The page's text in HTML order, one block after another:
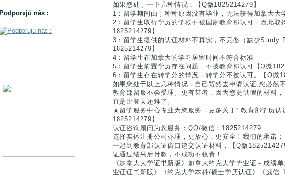
Podporujú nás :
如果您处于一下几种情况：【Q微1825214279】
1：留学期间由于种种原因没有毕业，无法获得加拿大大
2：留学生取得学历的学校不被国家教育部认可，因此取
1825214279】
3：留学生提供的认证材料不真实，不完整（缺少Study
1825214279】
4：留学生在加拿大的学习居留时间不符合标准
5：留学生前置学历存在问题，不被教育部认可【Q微
6：留学生存在转学分的情况，转学分不被认可。【Q微
如果您处于以上几种情况，自己贸然去申请认证,您必然
教育部留服不会受理。更有甚者，因为您提供假的材料
直是比登天还难了。
★留学服务中心专业为您服务，更多关于“ 教育部学历认
1825214279】
认证咨询顾问为您服务：QQ/微信：1825214279
选择实体注册公司办理，更放心，更安全！我们的承诺
一起到教育部认证窗口递交认证材料，【Q微
证通过结果后付款，不成功不收费！
《加拿大大学证书新版》加拿大约克大学毕业证＋成绩
业证证书新版》《约克大学本科/硕士学历认证》《威信